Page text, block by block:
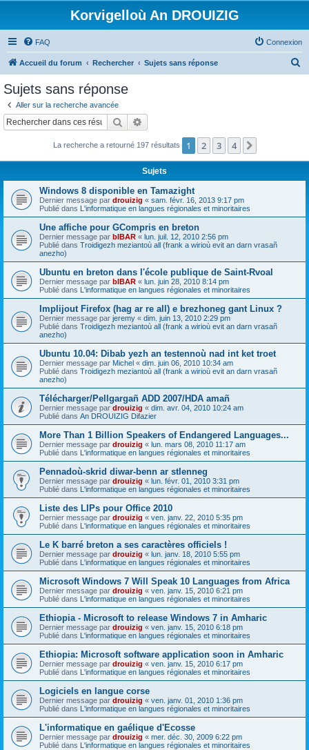
Korvigelloù An DROUIZIG
FAQ Connexion
Accueil du forum Rechercher Sujets sans réponse
c
Sujets sans réponse
Aller sur la recherche avancée
Rechercher
La recherche a retourné 197 résultats 1 2 3 4
Sujets
Windows 8 disponible en Tamazight
Dernier message par drouizig « sam. févr. 16, 2013 9:17 pm
Publié dans L'informatique en langues régionales et minoritaires
Une affiche pour GCompris en breton
Dernier message par bIBAR « lun. juil. 12, 2010 2:56 pm
Publié dans Troidigezh meziantoù all (frank a wirioù evit an darn vrasañ
anezho)
Ubuntu en breton dans l'école publique de Saint-Rvoal
Dernier message par bIBAR « lun. juin 28, 2010 8:14 pm
Publié dans L'informatique en langues régionales et minoritaires
Implijout Firefox (hag ar re all) e brezhoneg gant Linux ?
Dernier message par jeremy « dim. juin 13, 2010 2:29 pm
Publié dans Troidigezh meziantoù all (frank a wirioù evit an darn vrasañ
anezho)
Ubuntu 10.04: Dibab yezh an testennoù nad int ket troet
Dernier message par Michel « dim. juin 06, 2010 10:34 am
Publié dans Troidigezh meziantoù all (frank a wirioù evit an darn vrasañ
anezho)
Télécharger/Pellgargañ ADD 2007/HDA amañ
Dernier message par drouizig « dim. avr. 04, 2010 10:24 am
Publié dans An DROUIZIG Difazier
More Than 1 Billion Speakers of Endangered Languages...
Dernier message par drouizig « lun. mars 08, 2010 11:17 am
Publié dans L'informatique en langues régionales et minoritaires
Pennadoù-skrid diwar-benn ar stlenneg
Dernier message par drouizig « lun. févr. 01, 2010 3:31 pm
Publié dans L'informatique en langues régionales et minoritaires
Liste des LIPs pour Office 2010
Dernier message par drouizig « ven. janv. 22, 2010 5:35 pm
Publié dans L'informatique en langues régionales et minoritaires
Le K barré breton a ses caractères officiels !
Dernier message par drouizig « lun. janv. 18, 2010 5:55 pm
Publié dans L'informatique en langues régionales et minoritaires
Microsoft Windows 7 Will Speak 10 Languages from Africa
Dernier message par drouizig « ven. janv. 15, 2010 6:21 pm
Publié dans L'informatique en langues régionales et minoritaires
Ethiopia - Microsoft to release Windows 7 in Amharic
Dernier message par drouizig « ven. janv. 15, 2010 6:18 pm
Publié dans L'informatique en langues régionales et minoritaires
Ethiopia: Microsoft software application soon in Amharic
Dernier message par drouizig « ven. janv. 15, 2010 6:17 pm
Publié dans L'informatique en langues régionales et minoritaires
Logiciels en langue corse
Dernier message par drouizig « ven. janv. 01, 2010 1:36 pm
Publié dans L'informatique en langues régionales et minoritaires
L'informatique en gaélique d'Ecosse
Dernier message par drouizig « mer. déc. 30, 2009 6:22 pm
Publié dans L'informatique en langues régionales et minoritaires